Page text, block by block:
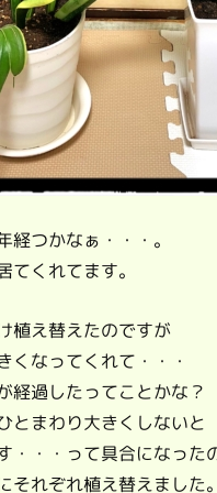
経つかなぁ・・・。
てくれてます。
植え替えたのですが
くなってくれて・・・
経過したってことかな？
とまわり大きくしないと
・・・って具合になった
それぞれ植え替えました